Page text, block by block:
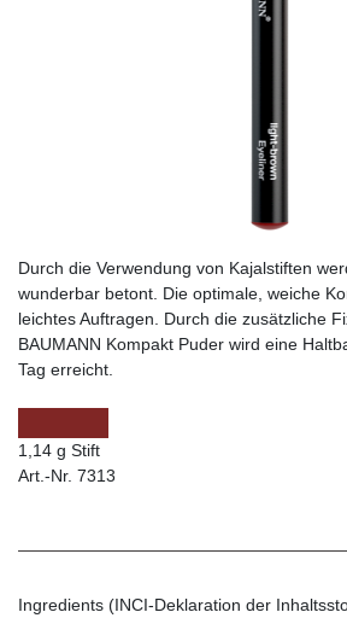
Durch die Verwendung von Kajalstiften
wunderbar betont. Die optimale, weiche
leichtes Auftragen. Durch die zusätzliche
BAUMANN Kompakt Puder wird eine
Tag erreicht.
1,14 g Stift
Art.-Nr. 7313
Ingredients (INCI-Deklaration der